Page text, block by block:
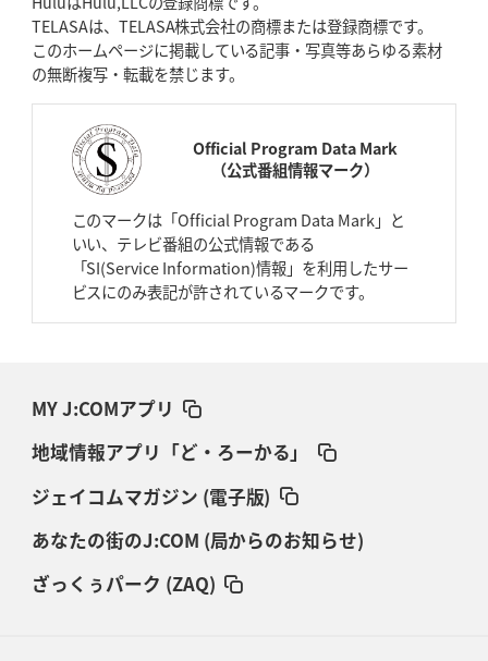
TELASAは、TELASA株式会社の商標または登録商標です。
このホームページに掲載している記事・写真等あらゆる素材
の無断複写・転載を禁じます。
Official Program Data Mark
（公式番組情報マーク）
このマークは「Official Program Data Mark」と
いい、テレビ番組の公式情報である
「SI(Service Information)情報」を利用したサー
ビスにのみ表記が許されているマークです。
MY J:COMアプリ
地域情報アプリ「ど・ろーかる」
ジェイコムマガジン (電子版)
あなたの街のJ:COM (局からのお知らせ)
ざっくぅパーク (ZAQ)